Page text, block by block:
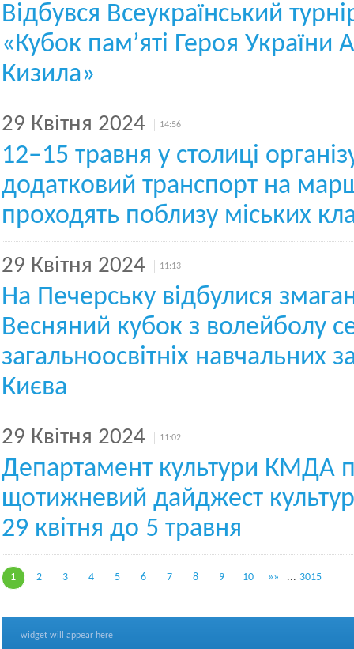
Відбувся Всеукраїнський
«Кубок пам’яті Героя України
Кизила»
29 Квітня 2024 14:56
12–15 травня у столиці
додатковий транспорт на
проходять поблизу міських
29 Квітня 2024 11:13
На Печерську відбулися
Весняний кубок з волейболу
загальноосвітніх навчальних
Києва
29 Квітня 2024 11:02
Департамент культури КМДА
щотижневий дайджест
29 квітня до 5 травня
1 2 3 4 5 6 7 8 9 10 »» ... 3015
widget will appear here